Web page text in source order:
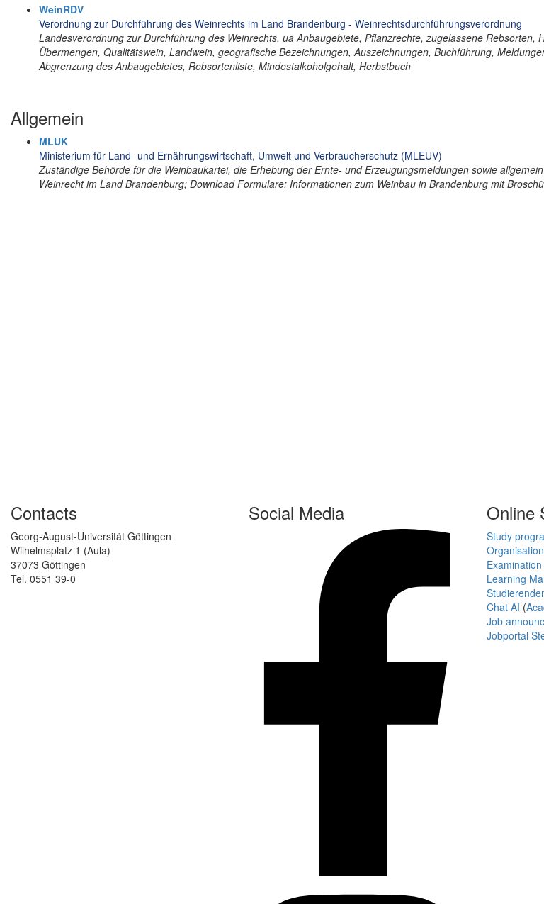
WeinRDV
Verordnung zur Durchführung des Weinrechts im Land Brandenburg - Weinrechtsdurchführungsverordnung
Landesverordnung zur Durchführung des Weinrechts, ua Anbaugebiete, Pflanzrechte, zugelassene Rebsorten,
Übermengen, Qualitätswein, Landwein, geografische Bezeichnungen, Auszeichnungen, Buchführung,
Abgrenzung des Anbaugebietes, Rebsortenliste, Mindestalkoholgehalt, Herbstbuch
Allgemein
MLUK
Ministerium für Land- und Ernährungswirtschaft, Umwelt und Verbraucherschutz (MLEUV)
Zuständige Behörde für die Weinbaukartei, die Erhebung der Ernte- und Erzeugungsmeldungen sowie
Weinrecht im Land Brandenburg; Download Formulare; Informationen zum Weinbau in Brandenburg mit
Contacts
Georg-August-Universität Göttingen
Wilhelmsplatz 1 (Aula)
37073 Göttingen
Tel. 0551 39-0
Social Media Online
Study
Learning
Chat AI (
Job
Jobportal